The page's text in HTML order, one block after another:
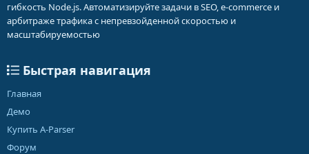
гибкость Node.js. Автоматизируйте задачи в SEO, e-commerce и
арбитраже трафика с непревзойденной скоростью и
масштабируемостью
Быстрая навигация
Главная
Демо
Купить A-Parser
Форум